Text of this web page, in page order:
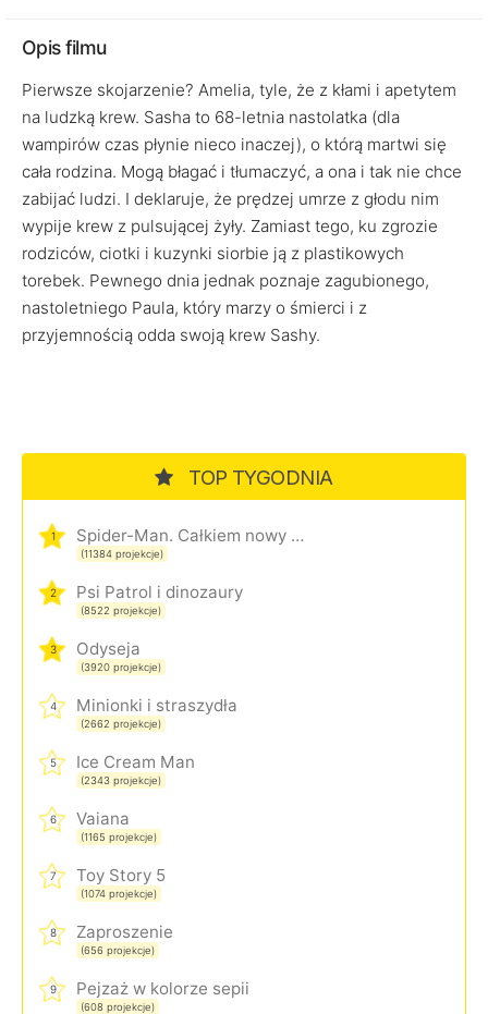
Opis filmu
Pierwsze skojarzenie? Amelia, tyle, że z kłami i apetytem
na ludzką krew. Sasha to 68-letnia nastolatka (dla
wampirów czas płynie nieco inaczej), o którą martwi się
cała rodzina. Mogą błagać i tłumaczyć, a ona i tak nie chce
zabijać ludzi. I deklaruje, że prędzej umrze z głodu nim
wypije krew z pulsującej żyły. Zamiast tego, ku zgrozie
rodziców, ciotki i kuzynki siorbie ją z plastikowych
torebek. Pewnego dnia jednak poznaje zagubionego,
nastoletniego Paula, który marzy o śmierci i z
przyjemnością odda swoją krew Sashy.
TOP TYGODNIA
1 Spider-Man. Całkiem nowy dzień
(11384 projekcje)
2 Psi Patrol i dinozaury
(8522 projekcje)
3 Odyseja
(3920 projekcje)
4 Minionki i straszydła
(2662 projekcje)
5 Ice Cream Man
(2343 projekcje)
6 Vaiana
(1165 projekcje)
7 Toy Story 5
(1074 projekcje)
8 Zaproszenie
(656 projekcje)
9 Pejzaż w kolorze sepii
(608 projekcje)